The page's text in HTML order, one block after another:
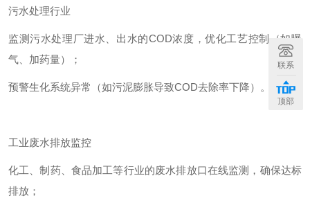
污水处理行业
监测污水处理厂进水、出水的COD浓度，优化工艺控制（如曝
气、加药量）；
预警生化系统异常（如污泥膨胀导致COD去除率下降）。
工业废水排放监控
化工、制药、食品加工等行业的废水排放口在线监测，确保达标
排放；
联系
顶部